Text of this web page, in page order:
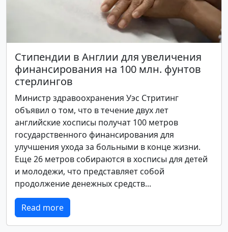
Стипендии в Англии для увеличения
финансирования на 100 млн. фунтов
стерлингов
Министр здравоохранения Уэс Стритинг
объявил о том, что в течение двух лет
английские хосписы получат 100 метров
государственного финансирования для
улучшения ухода за больными в конце жизни.
Еще 26 метров собираются в хосписы для детей
и молодежи, что представляет собой
продолжение денежных средств...
Read more